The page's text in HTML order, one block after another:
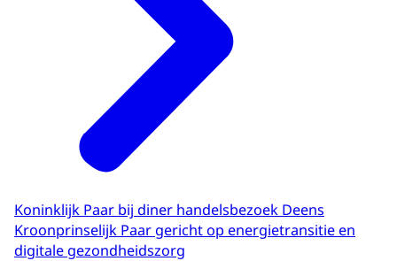
Koninklijk Paar bij diner handelsbezoek Deens
Kroonprinselijk Paar gericht op energietransitie en
digitale gezondheidszorg